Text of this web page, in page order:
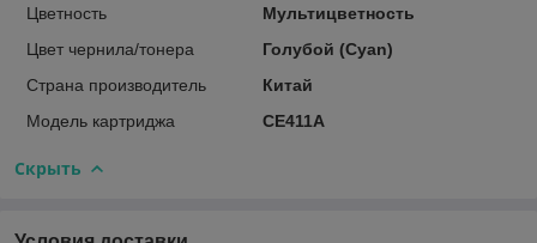
Цветность
Мультицветность
Цвет чернила/тонера
Голубой (Cyan)
Страна производитель
Китай
Модель картриджа
CE411A
Скрыть